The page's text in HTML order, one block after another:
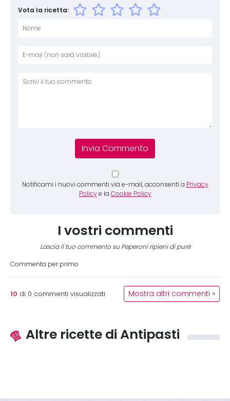
Vota la ricetta:
Notificami i nuovi commenti via e-mail, acconsenti a Privacy
Policy e la Cookie Policy
I vostri commenti
Lascia il tuo commento su Peperoni ripieni di purè
Commenta per primo
10 di 0 commenti visualizzati Mostra altri commenti »
Altre ricette di Antipasti